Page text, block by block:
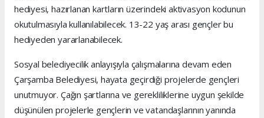
hediyesi, hazırlanan kartların üzerindeki aktivasyon kodunun
okutulmasıyla kullanılabilecek. 13-22 yaş arası gençler bu
hediyeden yararlanabilecek.
Sosyal belediyecilik anlayışıyla çalışmalarına devam eden
Çarşamba Belediyesi, hayata geçirdiği projelerde gençleri
unutmuyor. Çağın şartlarına ve gerekliliklerine uygun şekilde
düşünülen projelerle gençlerin ve vatandaşlarının yanında